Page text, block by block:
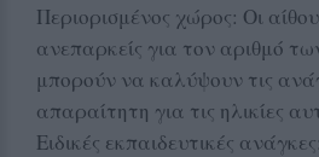
Περιορισμένος χώρος: Οι
ανεπαρκείς για τον αριθμό
μπορούν να καλύψουν τις
απαραίτητη για τις ηλικίες
Ειδικές εκπαιδευτικές